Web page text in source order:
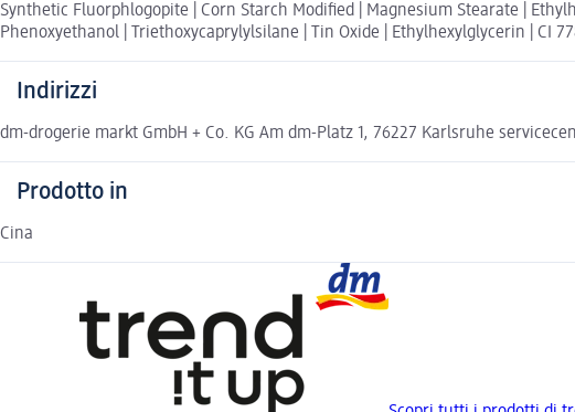
Synthetic Fluorphlogopite | Corn Starch Modified | Magnesium Stearate |
Phenoxyethanol | Triethoxycaprylylsilane | Tin Oxide | Ethylhexylglycerin | CI
Indirizzi
dm-drogerie markt GmbH + Co. KG Am dm-Platz 1, 76227 Karlsruhe
Prodotto in
Cina